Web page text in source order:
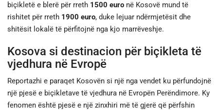
biçikletë e blerë për rreth 1500 euro në Kosovë mund të
rishitet për rreth 1900 euro, duke lejuar ndërmjetësit dhe
shitësit lokalë të përfitojnë nga kjo marrëveshje.
Kosova si destinacion për biçikleta të
vjedhura në Evropë
Reportazhi e paraqet Kosovën si një nga vendet ku përfundojnë
një pjesë e biçikletave të vjedhura në Evropën Perëndimore. Ky
fenomen është pjesë e një zinxhiri më të gjerë që përfshin